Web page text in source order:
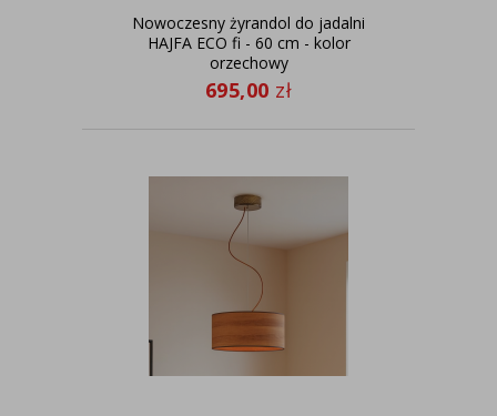
Nowoczesny żyrandol do jadalni
HAJFA ECO fi - 60 cm - kolor
orzechowy
695,00 zł